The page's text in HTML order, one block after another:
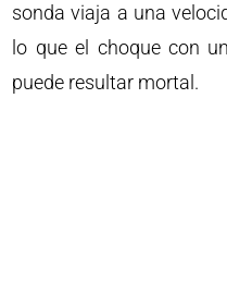
sonda viaja a una
lo que el choque con
puede resultar mortal.